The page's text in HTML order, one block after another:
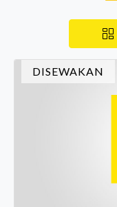
DISEWAKAN